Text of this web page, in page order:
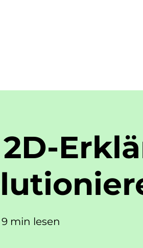
9 min lesen